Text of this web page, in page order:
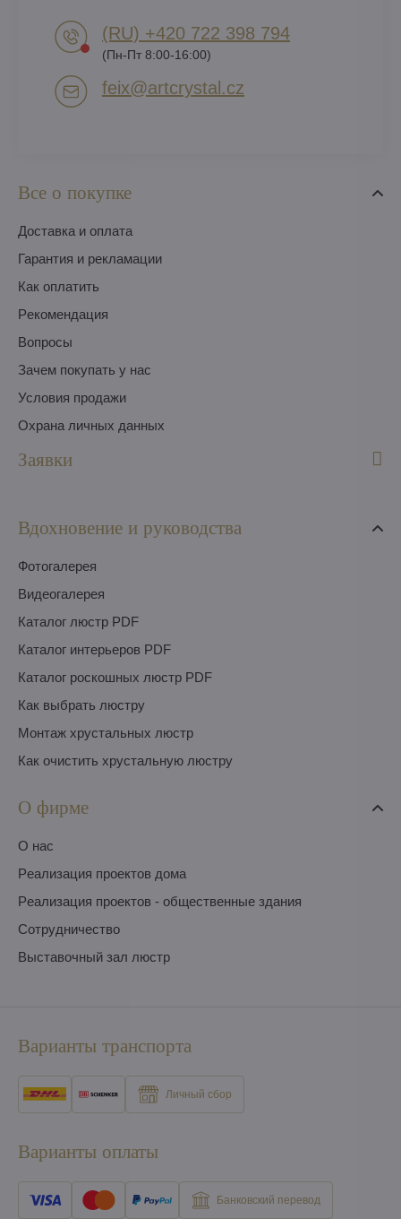
Все о покупке
Доставка и оплата
Гарантия и рекламации
Как оплатить
Pекомендация
Вопросы
Зачем покупать у нас
Условия продажи
Охрана личных данных
Заявки
Вдохновение и руководства
Фотогалерея
Видеогалерея
Каталог люстр PDF
Каталог интерьеров PDF
Каталог роскошных люстр PDF
Как выбрать люстру
Монтаж хрустальных люстр
Как очистить хрустальную люстру
О фирме
O нас
Pеализация проектов дома
Pеализация проектов - общественные здания
Сотрудничество
Выставочный зал люстр
(RU) +420 722 398 794​
(Пн-Пт 8:00-16:00)
feix​@artcrystal​.cz
Варианты транспорта
Личный сбор
Варианты оплаты
Банковский перевод